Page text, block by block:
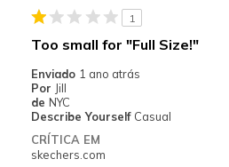
1
Too small for "Full Size!"
Enviado 1 ano atrás
Por Jill
de NYC
Describe Yourself Casual
CRÍTICA EM
skechers.com